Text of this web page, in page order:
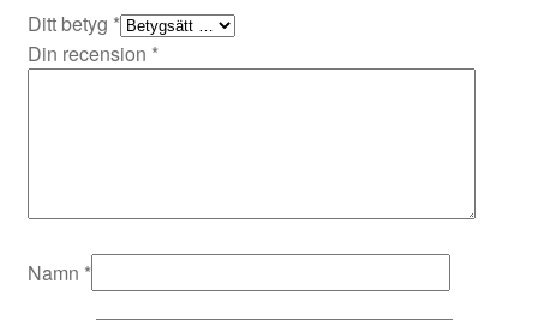
Ditt betyg *
Din recension *
Namn *